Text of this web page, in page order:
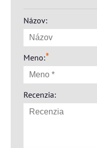
Názov:
Meno:*
Recenzia: